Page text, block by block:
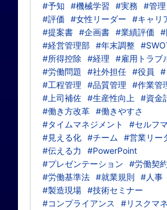
#予知
#機械学習 #実務 #管理
#評価
#女性リーダー #キャリ
#提案書 #企画書 #業績評価
#
#経営管理部 #年末調整
#所得控除
#経理 #雇用トラブ
#労働問題
#社外担任 #役員
#
#工程管理
#品質管理 #作業管
#上司補佐 #生産性向上
#資金
#働き方改革 #働きやすさ
#タイムマネジメント
#セルフ
#見える化 #チーム
#営業リー
#伝える力
#PowerPoint
#プレゼンテーション
#労働契約
#労働基準法 #就業規則 #人事
#製造現場 #技術セミナー
#コンプライアンス
#リスクマ